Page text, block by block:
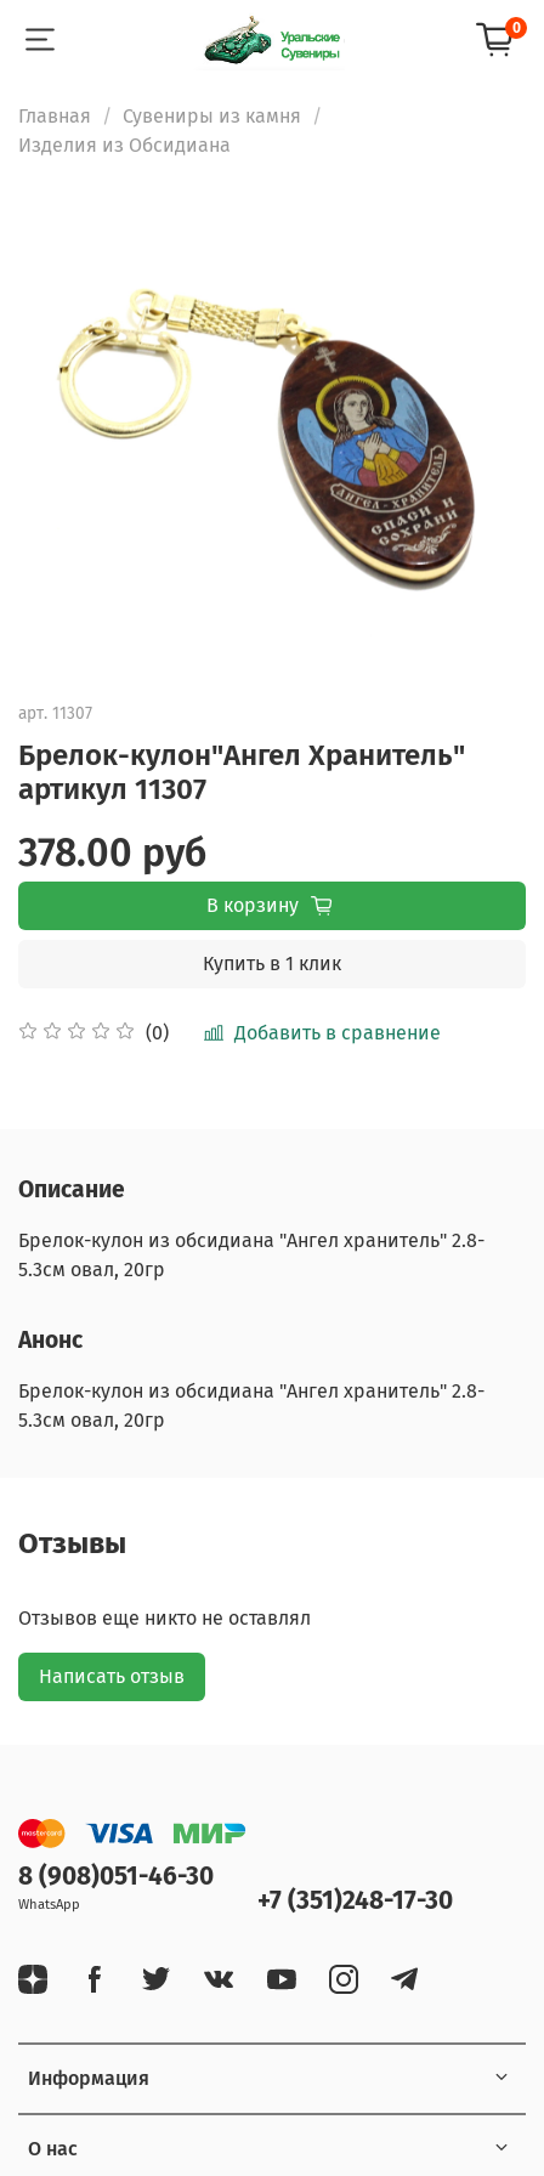
0
Главная
Сувениры из камня
Изделия из Обсидиана
арт. 11307
Брелок-кулон"Ангел Хранитель"
артикул 11307
(0) Добавить в сравнение
378.00 руб
В корзину
Купить в 1 клик
Описание
Брелок-кулон из обсидиана "Ангел хранитель" 2.8-
5.3см овал, 20гр
Анонс
Брелок-кулон из обсидиана "Ангел хранитель" 2.8-
5.3см овал, 20гр
Отзывы
Отзывов еще никто не оставлял
Написать отзыв
Информация
О нас
8 (908)051-46-30
WhatsApp +7 (351)248-17-30